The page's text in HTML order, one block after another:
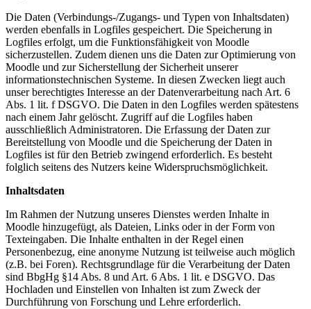
Die Daten (Verbindungs-/Zugangs- und Typen von Inhaltsdaten)
werden ebenfalls in Logfiles gespeichert. Die Speicherung in
Logfiles erfolgt, um die Funktionsfähigkeit von Moodle
sicherzustellen. Zudem dienen uns die Daten zur Optimierung von
Moodle und zur Sicherstellung der Sicherheit unserer
informationstechnischen Systeme. In diesen Zwecken liegt auch
unser berechtigtes Interesse an der Datenverarbeitung nach Art. 6
Abs. 1 lit. f DSGVO. Die Daten in den Logfiles werden spätestens
nach einem Jahr gelöscht. Zugriff auf die Logfiles haben
ausschließlich Administratoren. Die Erfassung der Daten zur
Bereitstellung von Moodle und die Speicherung der Daten in
Logfiles ist für den Betrieb zwingend erforderlich. Es besteht
folglich seitens des Nutzers keine Widerspruchsmöglichkeit.
Inhaltsdaten
Im Rahmen der Nutzung unseres Dienstes werden Inhalte in
Moodle hinzugefügt, als Dateien, Links oder in der Form von
Texteingaben. Die Inhalte enthalten in der Regel einen
Personenbezug, eine anonyme Nutzung ist teilweise auch möglich
(z.B. bei Foren). Rechtsgrundlage für die Verarbeitung der Daten
sind BbgHg §14 Abs. 8 und Art. 6 Abs. 1 lit. e DSGVO. Das
Hochladen und Einstellen von Inhalten ist zum Zweck der
Durchführung von Forschung und Lehre erforderlich.